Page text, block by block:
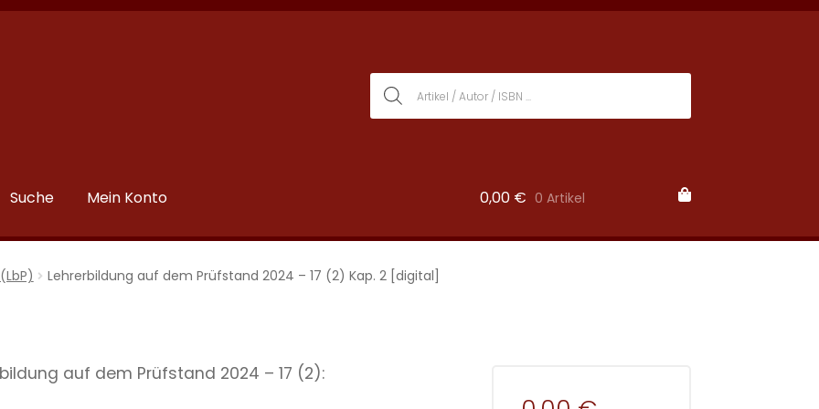
Suche Mein Konto 0,00 € 0 Artikel
Lehrerbildung auf dem Prüfstand 2024 – 17 (2) Kap. 2 [digital]
auf dem Prüfstand 2024 – 17 (2):